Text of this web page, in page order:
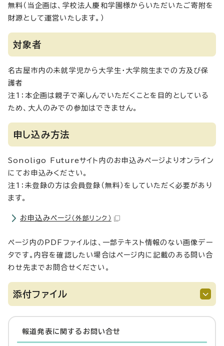
無料（当企画は、学校法人慶和学園様からいただいたご寄附を
財源として運営いたします。）
対象者
名古屋市内の未就学児から大学生・大学院生までの方及び保
護者
注1：本企画は親子で楽しんでいただくことを目的としている
ため、大人のみでの参加はできません。
申し込み方法
Sonoligo Futureサイト内のお申込みページよりオンライン
にてお申込みください。
注1：未登録の方は会員登録（無料）をしていただく必要があり
ます。
お申込みページ （外部リンク）
ページ内のPDFファイルは、一部テキスト情報のない画像デー
タです。内容を確認したい場合はページ内に記載のある問い合
わせ先までお問合せください。
添付ファイル
報道発表に関するお問い合せ